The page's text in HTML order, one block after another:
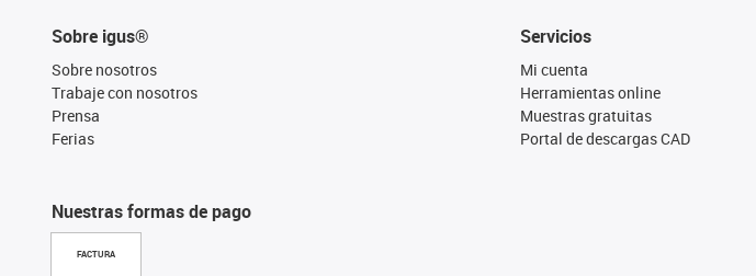
Sobre igus®
Sobre nosotros
Trabaje con nosotros
Prensa
Ferias
Nuestras formas de pago
FACTURA
Servicios
Mi cuenta
Herramientas online
Muestras gratuitas
Portal de descargas CAD